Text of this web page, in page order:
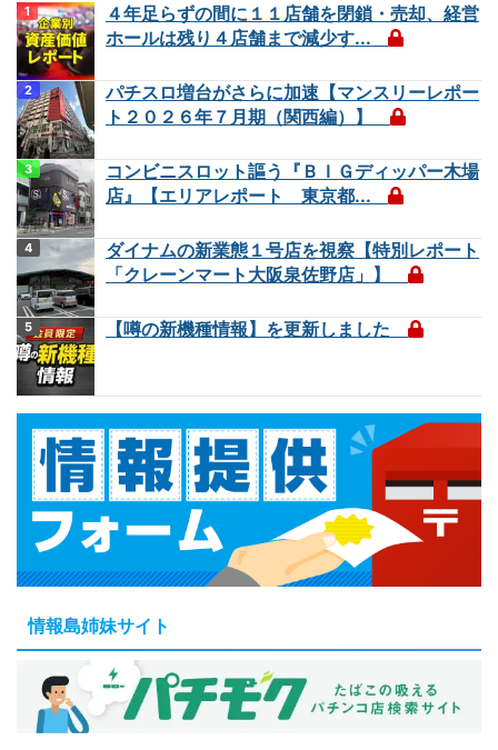
４年足らずの間に１１店舗を閉鎖・売却、経営
ホールは残り４店舗まで減少す...
パチスロ増台がさらに加速【マンスリーレポー
ト２０２６年７月期（関西編）】
コンビニスロット謳う『ＢＩＧディッパー木場
店』【エリアレポート 東京都...
ダイナムの新業態１号店を視察【特別レポート
「クレーンマート大阪泉佐野店」】
【噂の新機種情報】を更新しました
情報島姉妹サイト